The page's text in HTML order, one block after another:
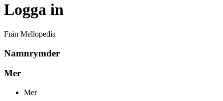
Logga in
Från Mellopedia
Namnrymder
Mer
Mer